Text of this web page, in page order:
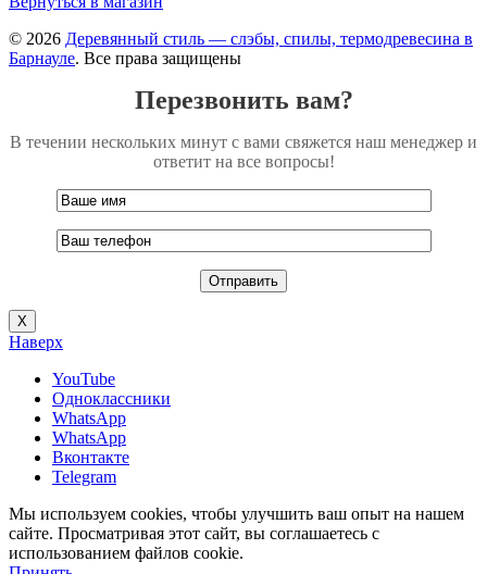
© 2026 Деревянный стиль — слэбы, спилы, термодревесина в
Барнауле. Все права защищены
Перезвонить вам?
В течении нескольких минут с вами свяжется наш менеджер и
ответит на все вопросы!
Х
Наверх
YouTube
Одноклассники
WhatsApp
WhatsApp
Вконтакте
Telegram
Мы используем cookies, чтобы улучшить ваш опыт на нашем
сайте. Просматривая этот сайт, вы соглашаетесь с
использованием файлов cookie.